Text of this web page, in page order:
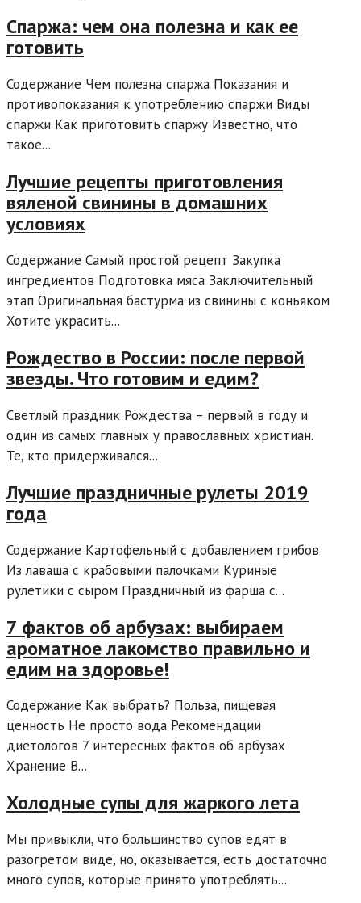
Спаржа: чем она полезна и как ее
готовить
Содержание Чем полезна спаржа Показания и
противопоказания к употреблению спаржи Виды
спаржи Как приготовить спаржу Известно, что
такое...
Лучшие рецепты приготовления
вяленой свинины в домашних
условиях
Содержание Самый простой рецепт Закупка
ингредиентов Подготовка мяса Заключительный
этап Оригинальная бастурма из свинины с коньяком
Хотите украсить...
Рождество в России: после первой
звезды. Что готовим и едим?
Светлый праздник Рождества – первый в году и
один из самых главных у православных христиан.
Те, кто придерживался...
Лучшие праздничные рулеты 2019
года
Содержание Картофельный с добавлением грибов
Из лаваша с крабовыми палочками Куриные
рулетики с сыром Праздничный из фарша с...
7 фактов об арбузах: выбираем
ароматное лакомство правильно и
едим на здоровье!
Содержание Как выбрать? Польза, пищевая
ценность Не просто вода Рекомендации
диетологов 7 интересных фактов об арбузах
Хранение В...
Холодные супы для жаркого лета
Мы привыкли, что большинство супов едят в
разогретом виде, но, оказывается, есть достаточно
много супов, которые принято употреблять...